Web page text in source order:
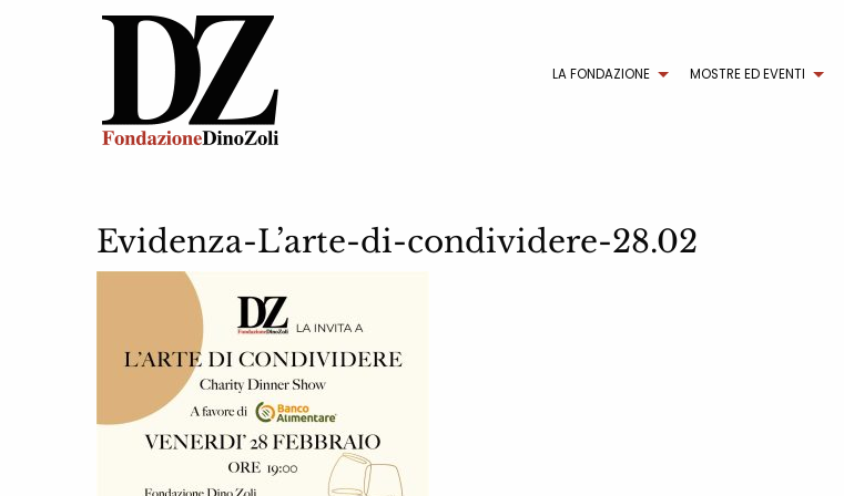
LA FONDAZIONE MOSTRE ED EVENTI
Evidenza-L’arte-di-condividere-28.02